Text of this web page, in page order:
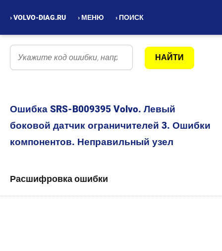
› VOLVO-DIAG.RU › МЕНЮ › ПОИСК
Ошибка SRS-B009395 Volvo. Левый
боковой датчик ограничителей 3. Ошибки
компонентов. Неправильный узел
Расшифровка ошибки